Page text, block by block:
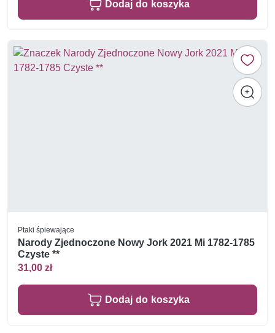
Dodaj do koszyka
Ptaki śpiewające
Narody Zjednoczone Nowy Jork 2021 Mi 1782-1785
Czyste **
31,00 zł
Dodaj do koszyka